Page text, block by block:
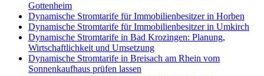
Gottenheim
Dynamische Stromtarife für Immobilienbesitzer in Horben
Dynamische Stromtarife für Immobilienbesitzer in Umkirch
Dynamische Stromtarife in Bad Krozingen: Planung,
Wirtschaftlichkeit und Umsetzung
Dynamische Stromtarife in Breisach am Rhein vom
Sonnenkaufhaus prüfen lassen